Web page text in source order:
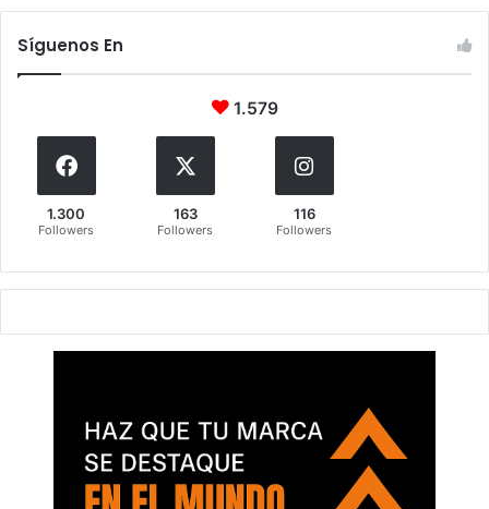
Síguenos En
1.579
1.300
Followers
163
Followers
116
Followers